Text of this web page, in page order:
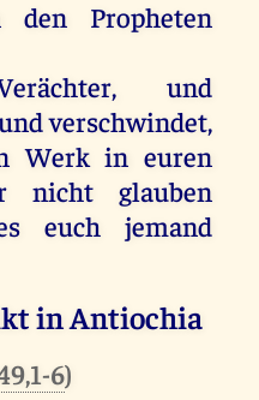
den
Propheten
,und
verschwindet,
Werk in euren
nicht
glauben
euch
jemand
in Antiochia
6)